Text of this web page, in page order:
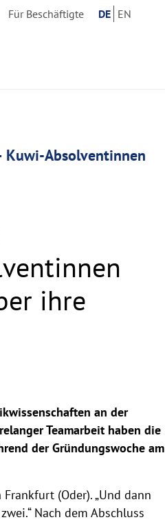
Für Beschäftigte DE EN
Kuwi-Absolventinnen
ihre
an der
Teamarbeit haben die
der Gründungswoche am
(Oder). ­„Und dann
Nach dem Abschluss